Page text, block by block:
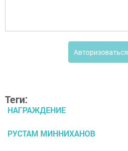
Авторизоваться
Теги:
НАГРАЖДЕНИЕ
РУСТАМ МИННИХАНОВ